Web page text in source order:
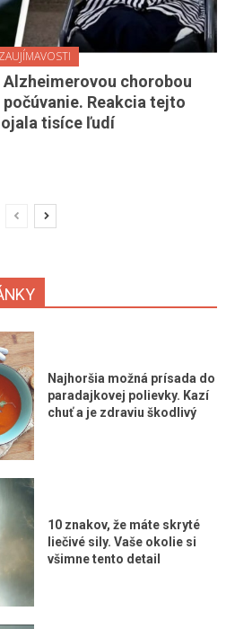
ZAUJÍMAVOSTI
Alzheimerovou chorobou
Reakcia tejto
tisíce ľudí
Najhoršia možná prísada do
paradajkovej polievky. Kazí
chuť a je zdraviu škodlivý
10 znakov, že máte skryté
liečivé sily. Vaše okolie si
všimne tento detail